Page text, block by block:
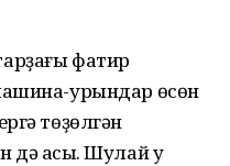
фатир
урындар өсөн
төҙөлгән
асыҡ. Шулай уҡ